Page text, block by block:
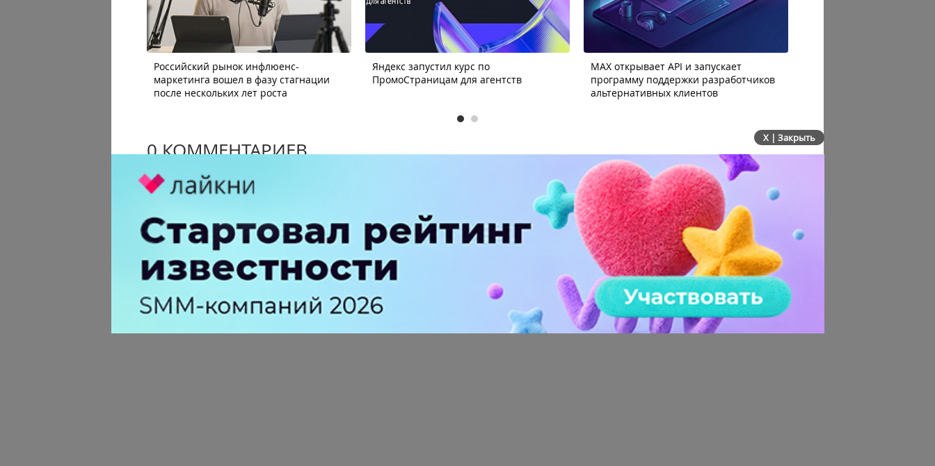
Российский рынок инфлюенс-
маркетинга вошел в фазу стагнации
после нескольких лет роста
Яндекс запустил курс по
ПромоСтраницам для агентств
MAX открывает API и запускает
программу поддержки разработчиков
альтернативных клиентов
0 КОММЕНТАРИЕВ
X | Закрыть